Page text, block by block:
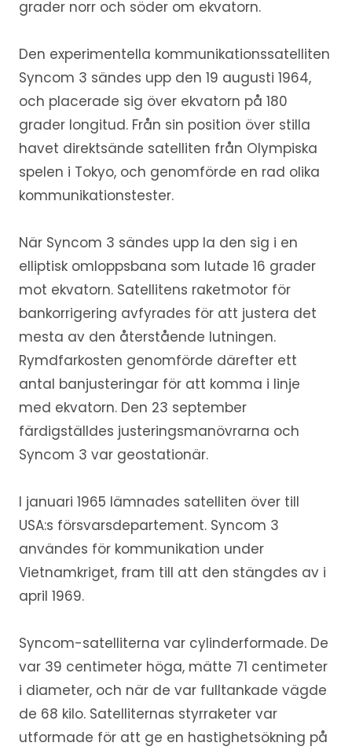
grader norr och söder om ekvatorn.
Den experimentella kommunikationssatelliten
Syncom 3 sändes upp den 19 augusti 1964,
och placerade sig över ekvatorn på 180
grader longitud. Från sin position över stilla
havet direktsände satelliten från Olympiska
spelen i Tokyo, och genomförde en rad olika
kommunikationstester.
När Syncom 3 sändes upp la den sig i en
elliptisk omloppsbana som lutade 16 grader
mot ekvatorn. Satellitens raketmotor för
bankorrigering avfyrades för att justera det
mesta av den återstående lutningen.
Rymdfarkosten genomförde därefter ett
antal banjusteringar för att komma i linje
med ekvatorn. Den 23 september
färdigställdes justeringsmanövrarna och
Syncom 3 var geostationär.
I januari 1965 lämnades satelliten över till
USA:s försvarsdepartement. Syncom 3
användes för kommunikation under
Vietnamkriget, fram till att den stängdes av i
april 1969.
Syncom-satelliterna var cylinderformade. De
var 39 centimeter höga, mätte 71 centimeter
i diameter, och när de var fulltankade vägde
de 68 kilo. Satelliternas styrraketer var
utformade för att ge en hastighetsökning på